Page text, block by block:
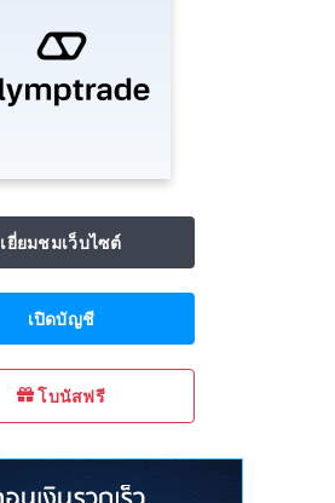
เยี่ยมชมเว็บไซต์
เปิดบัญชี
โบนัสฟรี